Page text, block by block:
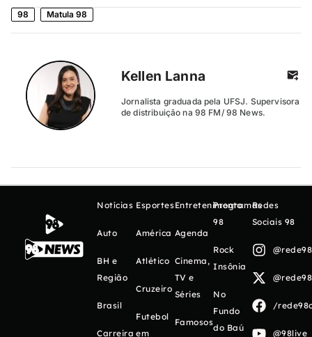
98 Matula 98
Kellen Lanna
Jornalista graduada pela UFSJ. Supervisora
de distribuição na 98 FM/ 98 News.
Notícias
Auto
BH e
Região
Brasil
Carreira
Esportes
América
Atlético
Cruzeiro
Futebol
em
Entretenimento
Agenda
Cinema,
TV e
Séries
Famosos
Programas
98
Rock
Insônia
No
Fundo
do Baú
Redes
Sociais 98
/
@98live